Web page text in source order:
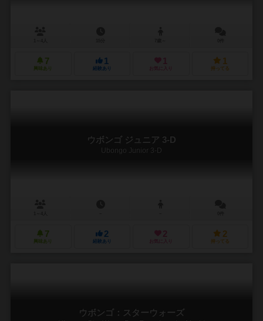
7
興味あり
1
経験あり
1
お気に入り
1
持ってる
ウボンゴ ジュニア 3-D
Ubongo Junior 3-D
7
興味あり
2
経験あり
2
お気に入り
2
持ってる
ウボンゴ：スターウォーズ